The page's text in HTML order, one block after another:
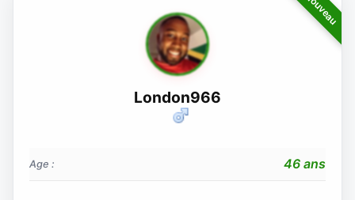
London966
Age : 46 ans